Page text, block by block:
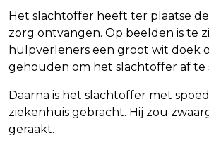
Het slachtoffer heeft ter plaatse
zorg ontvangen. Op beelden is te
hulpverleners een groot wit doek
gehouden om het slachtoffer af te
Daarna is het slachtoffer met
ziekenhuis gebracht. Hij zou
geraakt.